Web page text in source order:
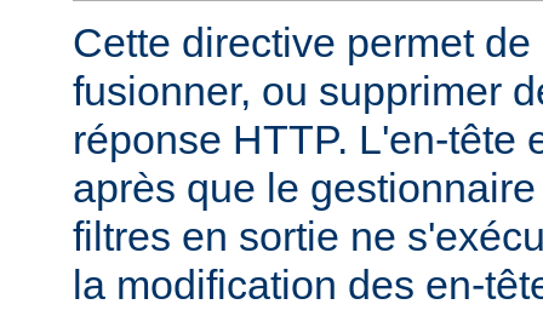
Cette directive permet de
fusionner, ou supprimer
réponse HTTP. L'en-tête
après que le
filtres en sortie ne
la modification des en-